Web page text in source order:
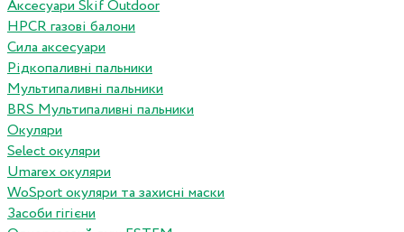
Аксесуари Skif Outdoor
HPCR газові балони
Сила аксесуари
Рідкопаливні пальники
Мультипаливні пальники
BRS Мультипаливні пальники
Окуляри
Select окуляри
Umarex окуляри
WoSport окуляри та захисні маски
Засоби гігієни